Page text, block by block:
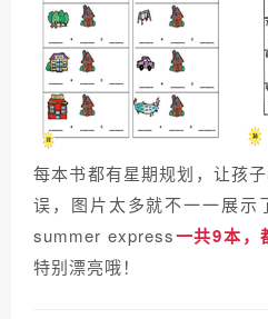
每本书都有星期规划，让孩
误，图片太多就不一一展示
summer express一共9本，
特别漂亮哦！